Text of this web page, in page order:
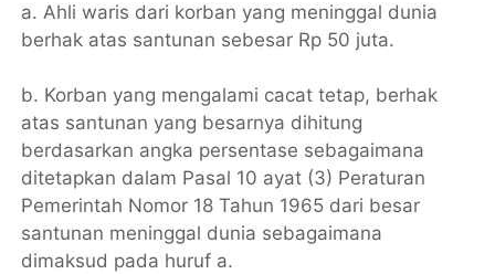
a. Ahli waris dari korban yang meninggal dunia
berhak atas santunan sebesar Rp 50 juta.
b. Korban yang mengalami cacat tetap, berhak
atas santunan yang besarnya dihitung
berdasarkan angka persentase sebagaimana
ditetapkan dalam Pasal 10 ayat (3) Peraturan
Pemerintah Nomor 18 Tahun 1965 dari besar
santunan meninggal dunia sebagaimana
dimaksud pada huruf a.